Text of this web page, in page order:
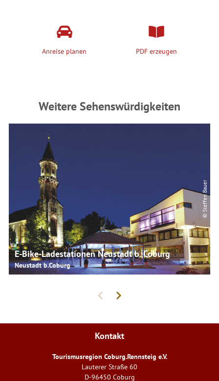
Anreise planen PDF erzeugen
Weitere Sehenswürdigkeiten
E-Bike-Ladestationen Neustadt b. Coburg
Neustadt b.Coburg
© Steffen Bauer
Kontakt
Tourismusregion Coburg.Rennsteig e.V.
Lauterer Straße 60
D-96450 Coburg